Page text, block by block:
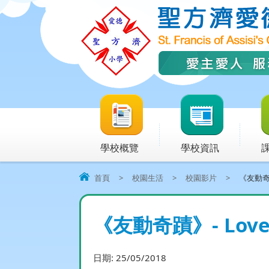
學校概覽 學校資訊
首頁 > 校園生活 > 校園影片 > 《友動
《友動奇蹟》-
日期: 25/05/2018